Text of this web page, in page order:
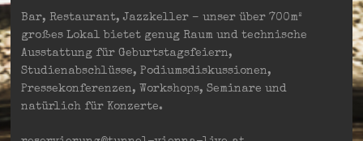
Bar, Restaurant, Jazzkeller – unser über 700m²
großes Lokal bietet genug Raum und technische
Ausstattung für Geburtstagsfeiern,
Studienabschlüsse, Podiumsdiskussionen,
Pressekonferenzen, Workshops, Seminare und
natürlich für Konzerte.